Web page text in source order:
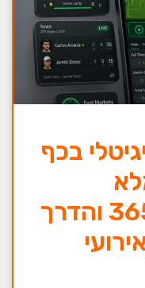
בכף
לפלטפורמת בט 365 והדרך